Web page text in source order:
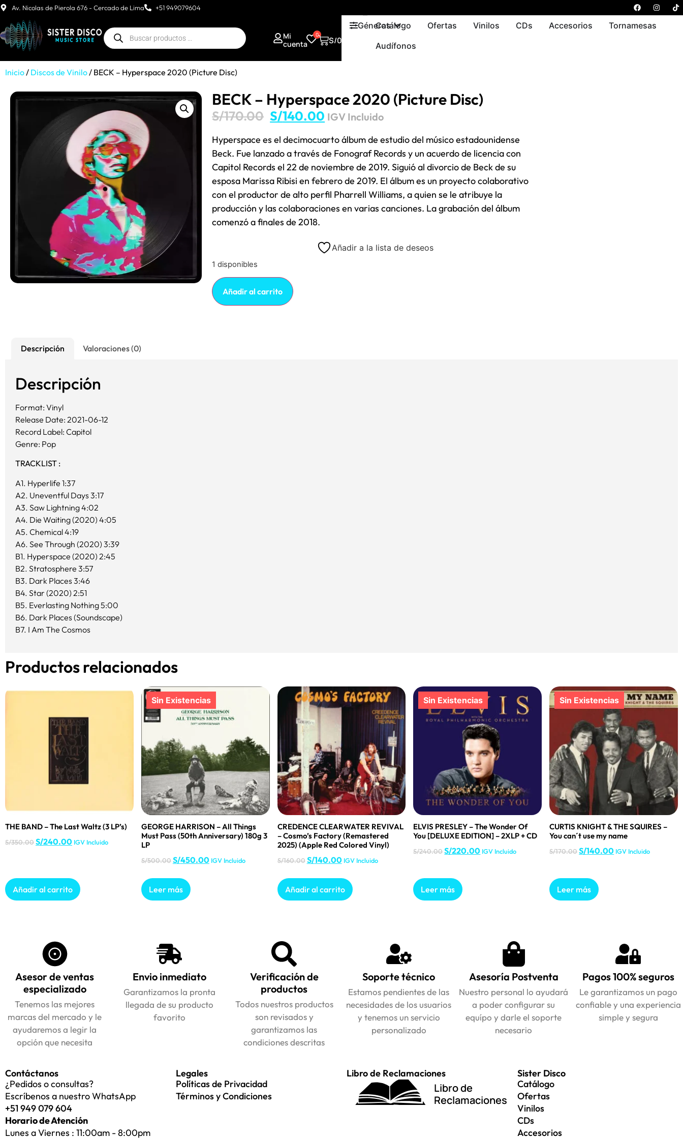
Av. Nicolas de Pierola 676 - Cercado de Lima +51 949079604
Mi
cuenta
0
S/0.00
GénerosCatálogo Ofertas Vinilos CDs Accesorios
Tornamesas
Audífonos
Inicio/ Discos de Vinilo/ BECK – Hyperspace 2020 (Picture Disc)
BECK – Hyperspace 2020 (Picture Disc)
S/170.00 S/140.00 IGV Incluido
Hyperspace es el decimocuarto álbum de estudio del músico estadounidense
Beck. Fue lanzado a través de Fonograf Records y un acuerdo de licencia con
Capitol Records el 22 de noviembre de 2019. Siguió al divorcio de Beck de su
esposa Marissa Ribisi en febrero de 2019. El álbum es un proyecto colaborativo
con el productor de alto perfil Pharrell Williams, a quien se le atribuye la
producción y las colaboraciones en varias canciones. La grabación del álbum
comenzó a finales de 2018.
Añadir a la lista de deseos
1 disponibles
Añadir al carrito
Descripción Valoraciones (0)
Descripción
Format: Vinyl
Release Date: 2021-06-12
Record Label: Capitol
Genre: Pop
TRACKLIST :
A1. Hyperlife 1:37
A2. Uneventful Days 3:17
A3. Saw Lightning 4:02
A4. Die Waiting (2020) 4:05
A5. Chemical 4:19
A6. See Through (2020) 3:39
B1. Hyperspace (2020) 2:45
B2. Stratosphere 3:57
B3. Dark Places 3:46
B4. Star (2020) 2:51
B5. Everlasting Nothing 5:00
B6. Dark Places (Soundscape)
B7. I Am The Cosmos
Productos relacionados
THE BAND – The Last Waltz (3 LP’s)
S/350.00S/240.00 IGV Incluido
Añadir al carrito
GEORGE HARRISON – All Things
Must Pass (50th Anniversary) 180g 3
LP
S/500.00 S/450.00 IGV Incluido
Leer más
CREDENCE CLEARWATER REVIVAL
– Cosmo’s Factory (Remastered
2025) (Apple Red Colored Vinyl)
S/160.00 S/140.00 IGV Incluido
Añadir al carrito
ELVIS PRESLEY – The Wonder Of
You [DELUXE EDITION] – 2XLP + CD
S/240.00 S/220.00 IGV Incluido
Leer más
CURTIS KNIGHT & THE SQUIRES –
You can´t use my name
S/170.00S/140.00 IGV Incluido
Leer más
Asesor de ventas
especializado
Tenemos las mejores
marcas del mercado y le
ayudaremos a legir la
opción que necesita
Envio inmediato
Garantizamos la pronta
llegada de su producto
favorito
Verificación de
productos
Todos nuestros productos
son revisados y
garantizamos las
condiciones descritas
Soporte técnico
Estamos pendientes de las
necesidades de los usuarios
y tenemos un servicio
personalizado
Asesoría Postventa
Nuestro personal lo ayudará
a poder configurar su
equípo y darle el soporte
necesario
Pagos 100% seguros
Le garantizamos un pago
confiable y una experiencia
simple y segura
Contáctanos
¿Pedidos o consultas?
Escríbenos a nuestro WhatsApp
+51 949 079 604
Horario de Atención
Lunes a Viernes : 11:00am - 8:00pm
Legales
Políticas de Privacidad
Términos y Condiciones
Libro de Reclamaciones
Libro de
Reclamaciones
Sister Disco
Catálogo
Ofertas
Vinilos
CDs
Accesorios